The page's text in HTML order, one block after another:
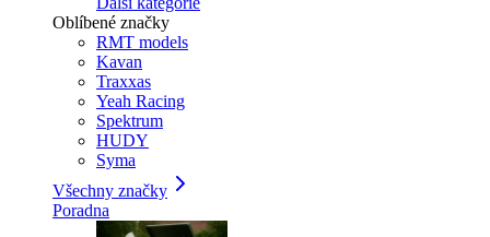
Oblíbené značky
RMT models
Kavan
Traxxas
Yeah Racing
Spektrum
HUDY
Syma
Všechny značky
Poradna